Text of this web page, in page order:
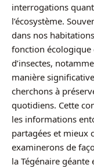
interrogations
l’écosystème.
dans nos
fonction écologique
d’insectes,
manière
cherchons à
quotidiens. Cette
les informations
partagées et mieux
examinerons de
la Tégénaire